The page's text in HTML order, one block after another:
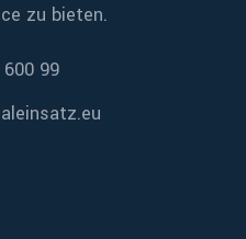
zu bieten.
99